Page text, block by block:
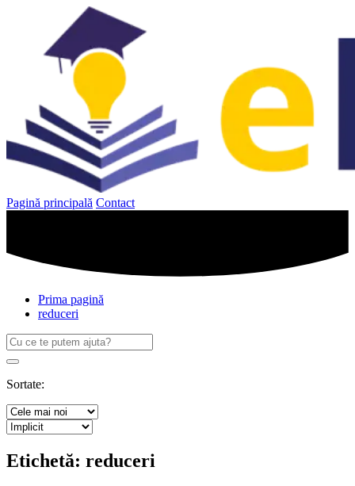
Pagină principală Contact
Prima pagină
reduceri
Caută
după:
Search
Sortate:
Etichetă: reduceri